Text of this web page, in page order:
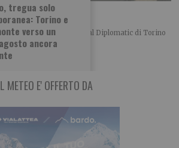
tregua solo
Torino e
verso un
ancora
in politica
a confronto Bel convegno al Diplomatic di Torino
METEO E' OFFERTO DA